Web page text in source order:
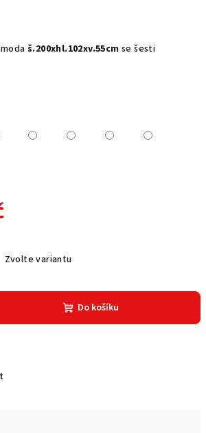
š.200xhl.102xv.55cm se šesti
Zvolte variantu
Do košíku